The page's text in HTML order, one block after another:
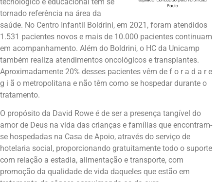
tornado referência na área da
saúde. No Centro Infantil Boldrini, em 2021, foram atendidos
1.531 pacientes novos e mais de 10.000 pacientes continuam
em acompanhamento. Além do Boldrini, o HC da Unicamp
também realiza atendimentos oncológicos e transplantes.
Aproximadamente 20% desses pacientes vêm de f o r a d a r e
g i ã o metropolitana e não têm como se hospedar durante o
tratamento.
O propósito da David Rowe é de ser a presença tangível do
amor de Deus na vida das crianças e famílias que encontram-
se hospedadas na Casa de Apoio, através do serviço de
hotelaria social, proporcionando gratuitamente todo o suporte
com relação a estadia, alimentação e transporte, com
promoção da qualidade de vida daqueles que estão em